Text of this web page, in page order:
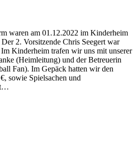
waren am 01.12.2022 im Kinderheim
2. Vorsitzende Chris Seegert war
Kinderheim trafen wir uns mit unserer
(Heimleitung) und der Betreuerin
Fan). Im Gepäck hatten wir den
sowie Spielsachen und